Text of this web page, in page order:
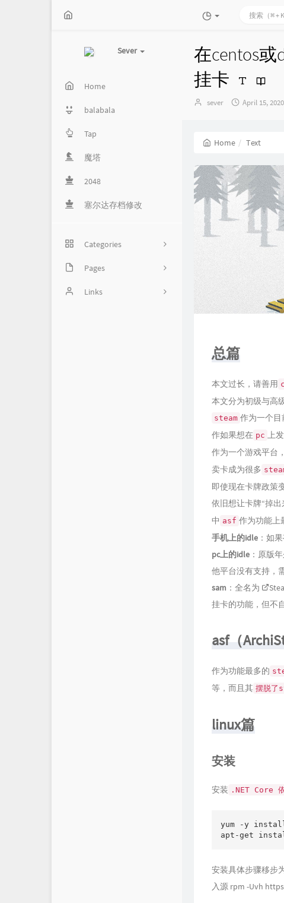
Sever
Home
balabala
Tap
魔塔
2048
塞尔达存档修改
Categories
2
46
Pages
ImageLinks
在centos或
挂卡
Author：
sever
发
April 15, 2020
Home Text
总篇
本文过长，请善用
本文分为初级与高
steam 作为一个目
作如果想在 pc 上
作为一个游戏平台，
卖卡成为很多
即使现在卡牌政策
依旧想让卡牌“掉
中 asf 作为功能上
手机上的idle ：如
pc上的idle ：原版
他平台没有支持，
sam ：全名为
挂卡的功能，但不
asf（
作为功能最多的
等，而且其 摆脱了
linux篇
安装
安装 .NET Core
yum -y
apt-get
安装具体步骤移步
入源 rpm -Uvh